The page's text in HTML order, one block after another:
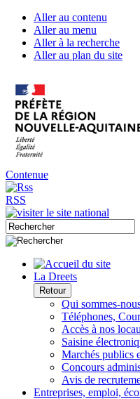
Aller au contenu
Aller au menu
Aller à la recherche
Aller au plan du site
Contenue
RSS
La Dreets
Retour
Qui sommes-
Téléphones,
Accès à nos
Saisine
Marchés publics
Concours
Avis de
Entreprises, emploi,